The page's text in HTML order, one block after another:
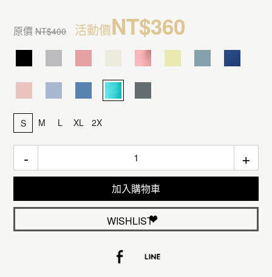
原價NT$400 活動價NT$360
S M L XL 2X
- +
加入購物車
WISHLIST